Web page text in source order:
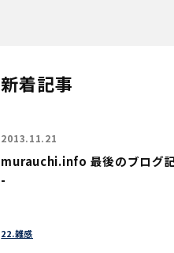
新着記事
murauchi.info 最後のブログ
-
22.雑感
2013.11.21